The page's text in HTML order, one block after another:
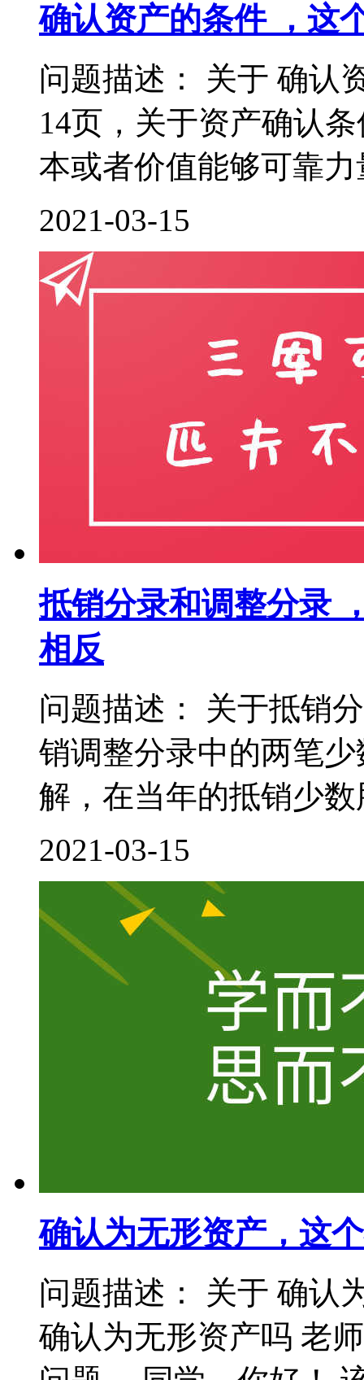
确认资产的条件 ，这
问题描述： 关于 确认
14页，关于资产确认
本或者价值能够可靠
2021-03-15
抵销分录和调整分录
相反
问题描述： 关于抵销
销调整分录中的两笔
解，在当年的抵销少
2021-03-15
确认为无形资产，这
问题描述： 关于 确认
确认为无形资产吗 老